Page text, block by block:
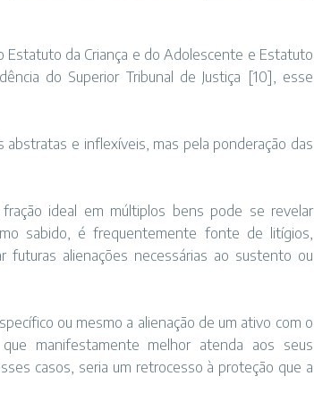
Estatuto da Criança e do Adolescente e Estatuto
do Superior Tribunal de Justiça [10] , esse
e inflexíveis, mas pela ponderação das
ideal em múltiplos bens pode se revelar
sabido, é frequentemente fonte de litígios,
futuras alienações necessárias ao sustento ou
ou mesmo a alienação de um ativo com o
manifestamente melhor atenda aos seus
casos, seria um retrocesso à proteção que a